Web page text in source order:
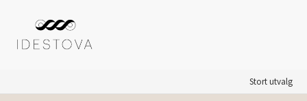
innholdet
Stort utvalg
PRODUKTER